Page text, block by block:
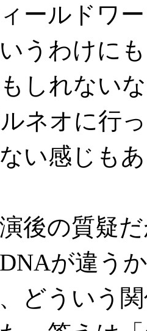
ールドワ
うわけに
しれない
ネオに行
い感じも
後の質疑
が違う
どういう